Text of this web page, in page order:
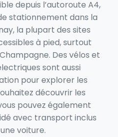
depuis l’autoroute A4,
stationnement dans la
la plupart des sites
à pied, surtout
Des vélos et
sont aussi
pour explorer les
découvrir les
pouvez également
avec transport inclus
voiture.